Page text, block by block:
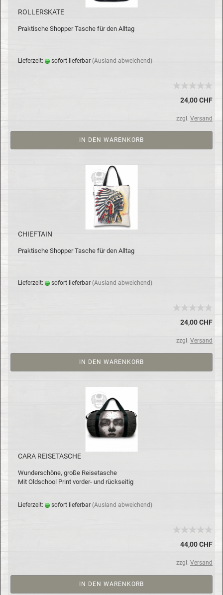
ROL­LER­SKATE
Prak­ti­sche Shop­per Ta­sche für den All­tag
Lie­fer­zeit: so­fort lie­fer­bar (Aus­land ab­wei­chend)
24,00 CHF
zzgl. Versand
IN DEN WARENKORB
CHIEF­TAIN
Prak­ti­sche Shop­per Ta­sche für den All­tag
Lie­fer­zeit: so­fort lie­fer­bar (Aus­land ab­wei­chend)
24,00 CHF
zzgl. Versand
IN DEN WARENKORB
CARA REI­SE­TA­SCHE
Wun­der­schö­ne, große Rei­se­ta­sche
Mit Old­school Print vorder-​ und rück­sei­tig
Lie­fer­zeit: so­fort lie­fer­bar (Aus­land ab­wei­chend)
44,00 CHF
zzgl. Versand
IN DEN WARENKORB